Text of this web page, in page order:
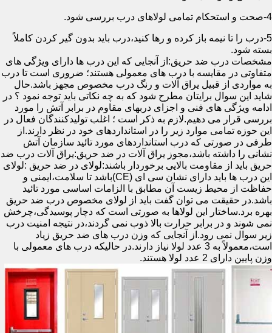
4-صحت و استحکام تمامی لولاهای درب بررسی شود.
5-درب را تا نیمه باز کرده و رها کنید،درب باید بدون گیر کردن کاملاً
بسته شود.
مشخصات درب ضد حریق:از آنجایی که این درب ها دارای ویژگی های
متفاوتی در مقایسه با درب های معمولی هستند؛ ضروری است تا درب
به مواردی از قبیل یراق آلات و رنگ درب مخصوص مجهز باشد.حال
شاید این سوال برایتان مطرح شود که به چه نکاتی باید توجه نمود ؟ در
ادامه ویژگی های فنی و اجزای دربهای مقاوم در برابر آتش را مورد
بررسی قرار می دهیم.لازم به ذکر است ؛ اغلب تولیدکنندگان فعال در
این حوزه تمامی موارد زیر را در استانداردهای خود در نظر دارند.از
طرفی در صورتی که درب استانداردهای مورد تائید سازمان آتش
نشانی را داشته باشد،مجوز یراق آلات در ضد حریق:یراق آلات درب ضد
حریق باید از مقاومت بالایی برخوردار باشند:لولای در ضد حریق :لولای
این درب ها باید دارای نشان سی ای (CE)باشد تا سلامت،ایمنی و
حفاظت از محیط زیست آن مطابق با الزامات اساسی مورد تائید
باشد.در حقیقت می توان گفت باید از لولای مخصوص درب ضد حریق
بهره برد.ساختار این لولاها به صورتی است که دچار پوسیدگی،چرخش
نمی شوند و در برابر حرارت بالا ذوب نمی گردند،در نتیجه امنیت درب
زیر سوال نمی رود.از آنجایی که وزن درب های ضد حریق زیاد
است،معمولاً به 3 عدد لولا نیاز دارند.در حالیکه درب های معمولی با
وزن پایین دارای 2 عدد لولا هستند.